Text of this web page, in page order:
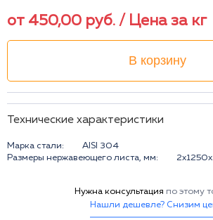
от 450,00 руб. / Цена за кг
В корзину
Технические характеристики
Марка стали:
AISI 304
Размеры нержавеющего листа, мм:
Нужна консультация по этому
Нашли дешевле? Снизим